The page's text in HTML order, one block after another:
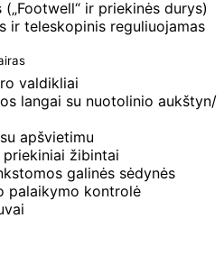
ir priekinės durys)
ir teleskopinis reguliuojamas
valdikliai
langai su nuotolinio aukštyn/
apšvietimu
priekiniai žibintai
galinės sėdynės
palaikymo kontrolė